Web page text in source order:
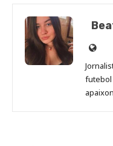
Site
de
futebol